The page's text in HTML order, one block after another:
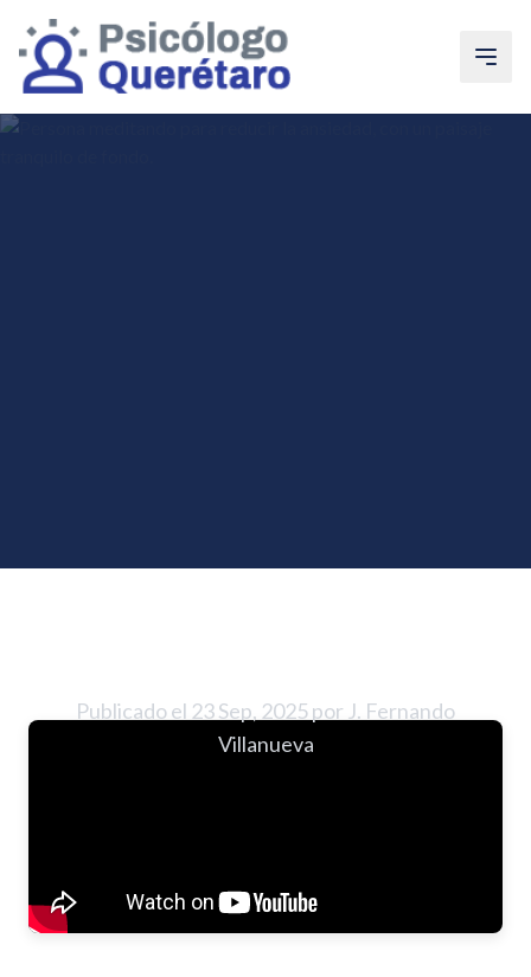
Saltar al contenido principal
Ir a la navegación
Publicado el 23 Sep, 2025 por J. Fernando
Villanueva